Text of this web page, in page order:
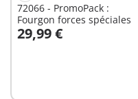
72066 - PromoPack :
Fourgon forces spéciales
29,99 €
Au panier